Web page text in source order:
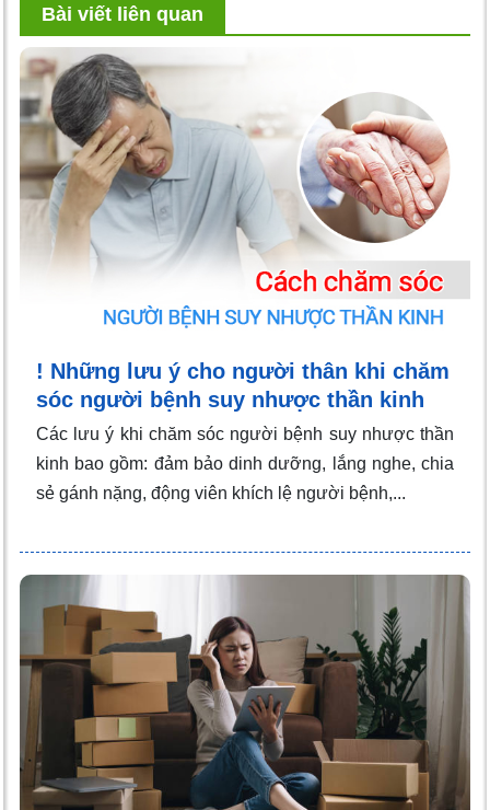
Bài viết liên quan
! Những lưu ý cho người thân khi chăm
sóc người bệnh suy nhược thần kinh
Các lưu ý khi chăm sóc người bệnh suy nhược thần
kinh bao gồm: đảm bảo dinh dưỡng, lắng nghe, chia
sẻ gánh nặng, động viên khích lệ người bệnh,...